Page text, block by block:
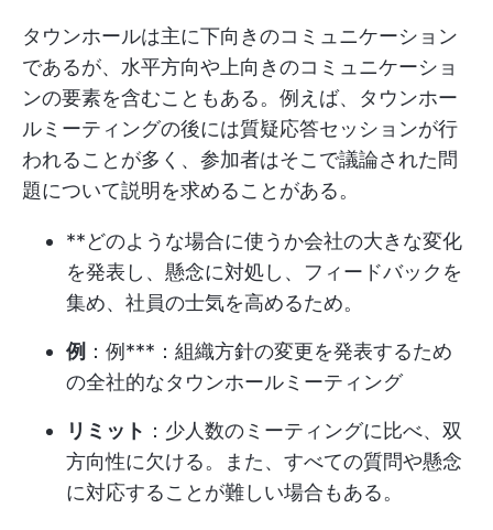
タウンホールは主に下向きのコミュニケーション
であるが、水平方向や上向きのコミュニケーショ
ンの要素を含むこともある。例えば、タウンホー
ルミーティングの後には質疑応答セッションが行
われることが多く、参加者はそこで議論された問
題について説明を求めることがある。
**どのような場合に使うか会社の大きな変化
を発表し、懸念に対処し、フィードバックを
集め、社員の士気を高めるため。
例 ：例***：組織方針の変更を発表するため
の全社的なタウンホールミーティング
リミット ：少人数のミーティングに比べ、双
方向性に欠ける。また、すべての質問や懸念
に対応することが難しい場合もある。